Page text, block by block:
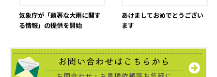
気象庁が「顕著な大雨に関す
る情報」の提供を開始
あけましておめでとうござい
ます